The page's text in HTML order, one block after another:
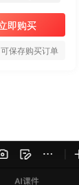
即购买
保存购买订单